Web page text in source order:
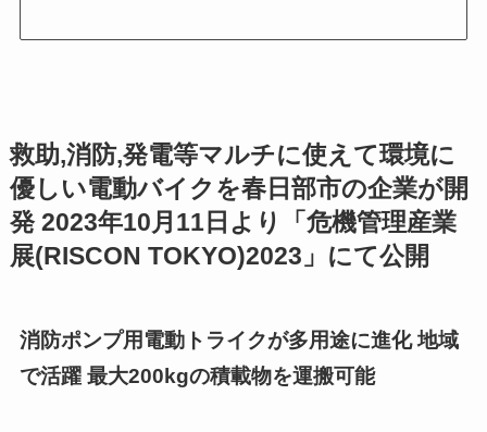
救助,消防,発電等マルチに使えて環境に
優しい電動バイクを春日部市の企業が開
発 2023年10月11日より「危機管理産業
展(RISCON TOKYO)2023」にて公開
消防ポンプ用電動トライクが多用途に進化 地域
で活躍 最大200kgの積載物を運搬可能